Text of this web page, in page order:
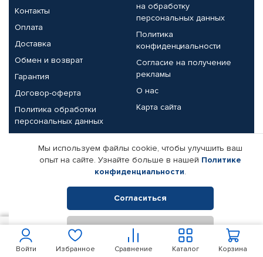
Войти Избранное Сравнение Корзина
Каталог
Контакты
Оплата
Доставка
Обмен и возврат
Гарантия
Договор-оферта
Политика обработки
персональных данных
на обработку
персональных данных
Политика
конфиденциальности
Согласие на получение
рекламы
О нас
Карта сайта
Партнерам
Корпоративным клиентам
Поставщикам
Реквизиты компании
© КАМАЗ ЦЕНТР ДОНЕЦК, 2015-2026. Все права защищены.
Интернет-магазин автомобильных товаров Автопрофи.
Мы используем файлы cookie, чтобы улучшить ваш
опыт на сайте. Узнайте больше в нашей Политике
конфиденциальности.
Согласиться
Отклонить
1 750 В корзину